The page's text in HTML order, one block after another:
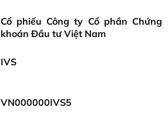
Cổ phiếu Công ty Cổ phần Chứng
khoán Đầu tư Việt Nam
IVS
VN000000IVS5